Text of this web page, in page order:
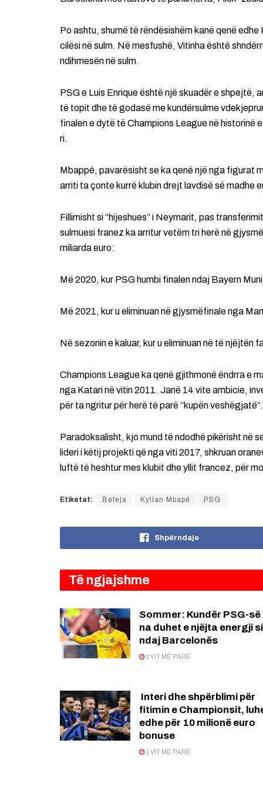
Po ashtu, shumë të rëndësishëm kanë qenë
cilësi në sulm. Në mesfushë, Vitinha është
ndihmesën në sulm.
PSG e Luis Enrique është një skuadër e shpejtë,
të topit dhe të godasë me kundërsulme
finalen e dytë të Champions League në
ri.
Mbappé, pavarësisht se ka qenë një nga figurat
arriti ta çonte kurrë klubin drejt lavdisë së madhe
Fillimisht si “hijeshues” i Neymarit, pas
sulmuesi franez ka arritur vetëm tri herë në
miliarda euro:
Më 2020, kur PSG humbi finalen ndaj Bayern
Më 2021, kur u eliminuan në gjysmëfinale nga
Në sezonin e kaluar, kur u eliminuan në të
Champions League ka qenë gjithmonë ëndrra e
nga Katari në vitin 2011. Janë 14 vite ambicie,
për ta ngritur për herë të parë “kupën veshëgjatë”.
Paradoksalisht, kjo mund të ndodhë pikërisht në
lideri i këtij projekti që nga viti 2017, shkruan
luftë të heshtur mes klubit dhe yllit francez, për
Etiketat: Beteja Kylian Mbapé PSG
Shpërndaje
Të ngjajshme
Sommer: Kundër PSG-së
na duhet e njëjta energji si
ndaj Barcelonës
1 VIT MË PARË
Interi dhe shpërblimi për
fitimin e Championsit,
edhe për 10 milionë euro
bonuse
1 VIT MË PARË